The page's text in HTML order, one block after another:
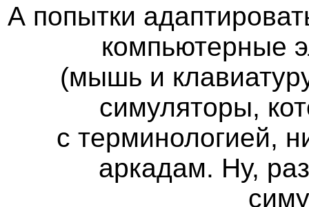
А попытки
компьютерные
(мышь и
симуляторы,
с терминологией,
аркадам. Ну,